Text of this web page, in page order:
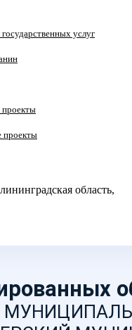
услуг
проекты
область,